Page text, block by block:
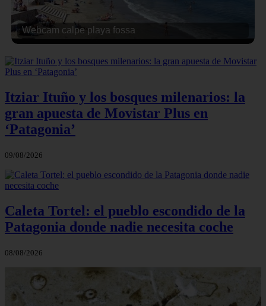
Webcam calpe playa fossa
Itziar Ituño y los bosques milenarios: la
gran apuesta de Movistar Plus en
‘Patagonia’
09/08/2026
Caleta Tortel: el pueblo escondido de la
Patagonia donde nadie necesita coche
08/08/2026